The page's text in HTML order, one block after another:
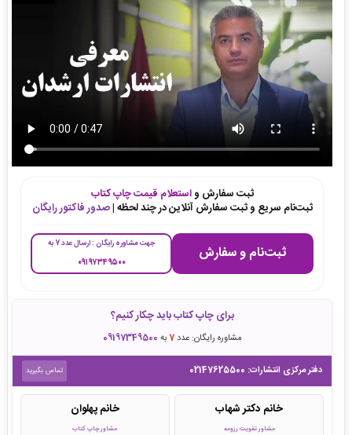
ثبت سفارش واستعلام قیمت چاپ کتاب
ثبت‌نام سریع و ثبت سفارش آنلاین در چند لحظه |صدور فاکتور رایگان
ثبت‌نام و سفارش جهت مشاوره رایگان : ارسال عدد 7 به
۰۹۱۹۷۳۴۹۵۰۰
برای چاپ کتاب باید چکار کنیم؟
مشاوره رایگان: عدد7به 09197349500
دفتر مرکزی انتشارات: 02147625500 تماس بگیرید
خانم دکتر شهاب
مشاور تقویت رزومه
خانم پهلوان
مشاور چاپ کتاب